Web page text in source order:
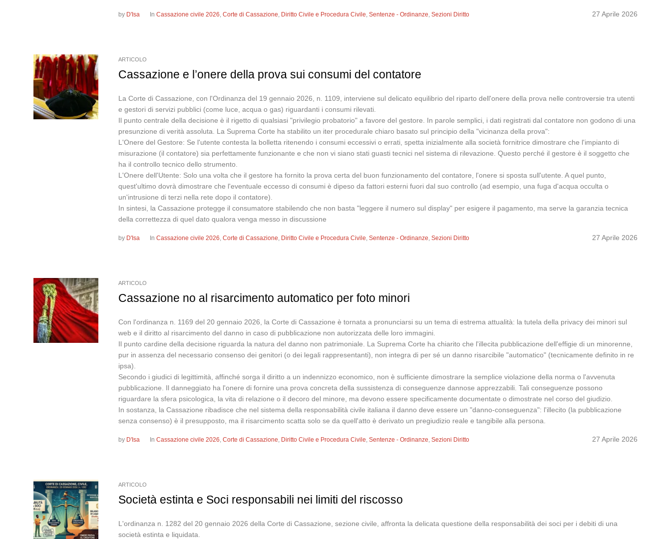
27 Aprile 2026
by D'Isa InCassazione civile 2026,Corte di Cassazione, Diritto Civile e Procedura Civile,Sentenze - Ordinanze,Sezioni Diritto
ARTICOLO
Cassazione e l’onere della prova sui consumi del contatore
La Corte di Cassazione, con l'Ordinanza del 19 gennaio 2026, n. 1109, interviene sul delicato equilibrio del riparto dell'onere della prova nelle controversie tra utenti
e gestori di servizi pubblici (come luce, acqua o gas) riguardanti i consumi rilevati.
Il punto centrale della decisione è il rigetto di qualsiasi "privilegio probatorio" a favore del gestore. In parole semplici, i dati registrati dal contatore non godono di una
presunzione di verità assoluta. La Suprema Corte ha stabilito un iter procedurale chiaro basato sul principio della "vicinanza della prova":
L'Onere del Gestore: Se l'utente contesta la bolletta ritenendo i consumi eccessivi o errati, spetta inizialmente alla società fornitrice dimostrare che l'impianto di
misurazione (il contatore) sia perfettamente funzionante e che non vi siano stati guasti tecnici nel sistema di rilevazione. Questo perché il gestore è il soggetto che
ha il controllo tecnico dello strumento.
L'Onere dell'Utente: Solo una volta che il gestore ha fornito la prova certa del buon funzionamento del contatore, l'onere si sposta sull'utente. A quel punto,
quest'ultimo dovrà dimostrare che l'eventuale eccesso di consumi è dipeso da fattori esterni fuori dal suo controllo (ad esempio, una fuga d'acqua occulta o
un'intrusione di terzi nella rete dopo il contatore).
In sintesi, la Cassazione protegge il consumatore stabilendo che non basta "leggere il numero sul display" per esigere il pagamento, ma serve la garanzia tecnica
della correttezza di quel dato qualora venga messo in discussione
27 Aprile 2026
by D'Isa InCassazione civile 2026,Corte di Cassazione, Diritto Civile e Procedura Civile,Sentenze - Ordinanze,Sezioni Diritto
ARTICOLO
Cassazione no al risarcimento automatico per foto minori
Con l'ordinanza n. 1169 del 20 gennaio 2026, la Corte di Cassazione è tornata a pronunciarsi su un tema di estrema attualità: la tutela della privacy dei minori sul
web e il diritto al risarcimento del danno in caso di pubblicazione non autorizzata delle loro immagini.
Il punto cardine della decisione riguarda la natura del danno non patrimoniale. La Suprema Corte ha chiarito che l'illecita pubblicazione dell'effigie di un minorenne,
pur in assenza del necessario consenso dei genitori (o dei legali rappresentanti), non integra di per sé un danno risarcibile "automatico" (tecnicamente definito in re
ipsa).
Secondo i giudici di legittimità, affinché sorga il diritto a un indennizzo economico, non è sufficiente dimostrare la semplice violazione della norma o l'avvenuta
pubblicazione. Il danneggiato ha l'onere di fornire una prova concreta della sussistenza di conseguenze dannose apprezzabili. Tali conseguenze possono
riguardare la sfera psicologica, la vita di relazione o il decoro del minore, ma devono essere specificamente documentate o dimostrate nel corso del giudizio.
In sostanza, la Cassazione ribadisce che nel sistema della responsabilità civile italiana il danno deve essere un "danno-conseguenza": l'illecito (la pubblicazione
senza consenso) è il presupposto, ma il risarcimento scatta solo se da quell'atto è derivato un pregiudizio reale e tangibile alla persona.
27 Aprile 2026
by D'Isa InCassazione civile 2026,Corte di Cassazione, Diritto Civile e Procedura Civile,Sentenze - Ordinanze,Sezioni Diritto
ARTICOLO
Società estinta e Soci responsabili nei limiti del riscosso
L'ordinanza n. 1282 del 20 gennaio 2026 della Corte di Cassazione, sezione civile, affronta la delicata questione della responsabilità dei soci per i debiti di una
società estinta e liquidata.